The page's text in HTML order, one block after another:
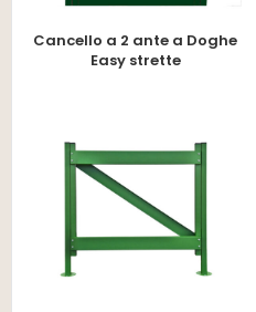
Cancello a 2 ante a Doghe
Easy strette